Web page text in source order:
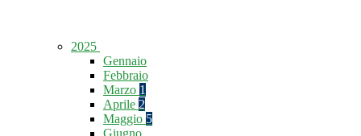
2025
Gennaio
Febbraio
Marzo 1
Aprile 2
Maggio 5